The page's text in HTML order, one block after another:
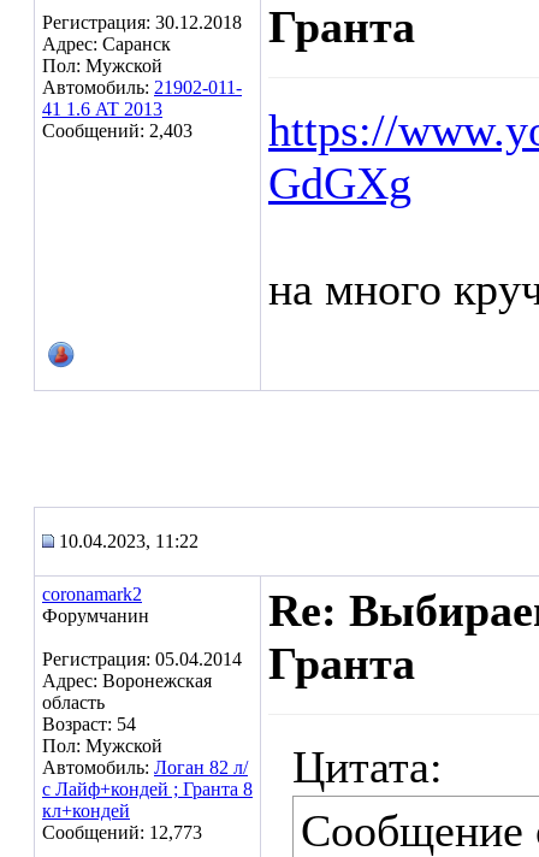
Регистрация: 30.12.2018
Адрес: Саранск
Пол: Мужской
Автомобиль: 21902-011-
41 1.6 AT 2013
Сообщений: 2,403
Гранта
https://
GdGXg
на много
10.04.2023, 11:22
coronamark2
Форумчанин
Регистрация: 05.04.2014
Адрес: Воронежская
область
Возраст: 54
Пол: Мужской
Автомобиль: Логан 82 л/
с Лайф+кондей ; Гранта 8
кл+кондей
Сообщений: 12,773
Re:
Гранта
Цитата:
Сообщение